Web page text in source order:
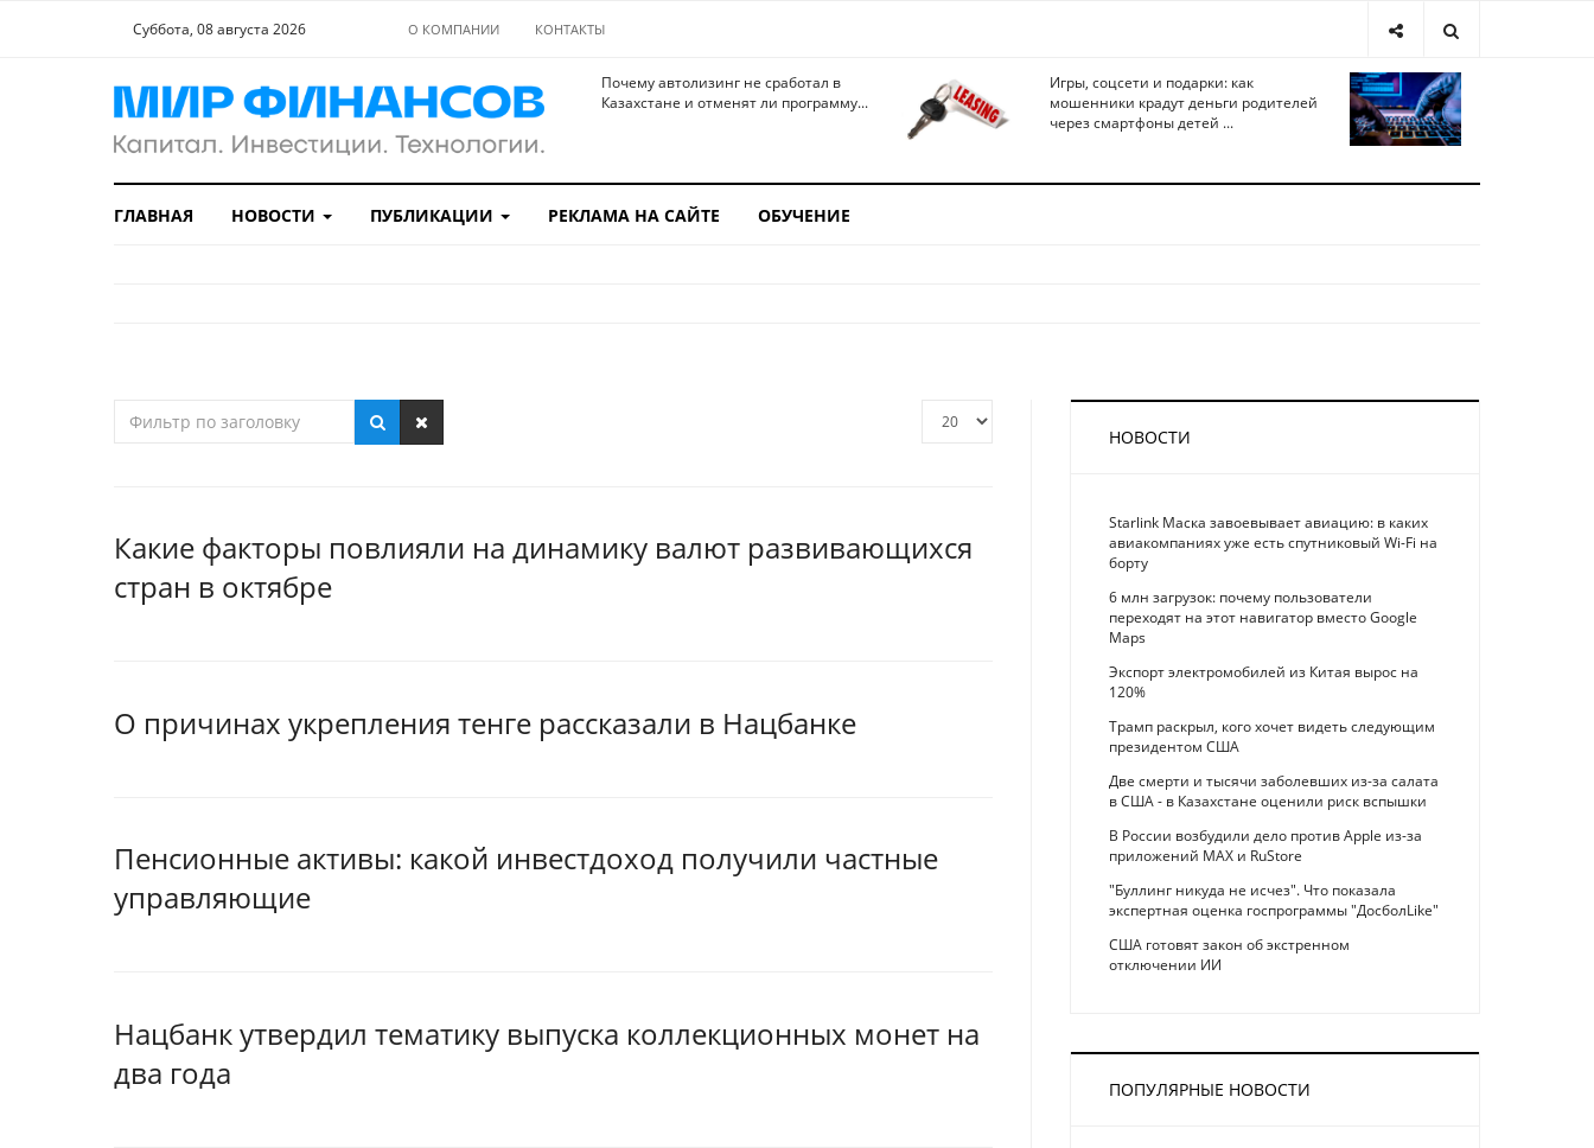
Суббота, 08 августа 2026 О КОМПАНИИ КОНТАКТЫ
Почему автолизинг не сработал в
Казахстане и отменят ли программу...
Игры, соцсети и подарки: как
мошенники крадут деньги родителей
через смартфоны детей ...
ГЛАВНАЯ НОВОСТИ ПУБЛИКАЦИИ РЕКЛАМА НА САЙТЕ ОБУЧЕНИЕ
Какие факторы повлияли на динамику валют развивающихся
стран в октябре
О причинах укрепления тенге рассказали в Нацбанке
Пенсионные активы: какой инвестдоход получили частные
управляющие
Нацбанк утвердил тематику выпуска коллекционных монет на
два года
НОВОСТИ
Starlink Маска завоевывает авиацию: в каких
авиакомпаниях уже есть спутниковый Wi-Fi на
борту
6 млн загрузок: почему пользователи
переходят на этот навигатор вместо Google
Maps
Экспорт электромобилей из Китая вырос на
120%
Трамп раскрыл, кого хочет видеть следующим
президентом США
Две смерти и тысячи заболевших из-за салата
в США - в Казахстане оценили риск вспышки
В России возбудили дело против Apple из-за
приложений MAX и RuStore
"Буллинг никуда не исчез". Что показала
экспертная оценка госпрограммы "ДосболLike"
США готовят закон об экстренном
отключении ИИ
ПОПУЛЯРНЫЕ НОВОСТИ